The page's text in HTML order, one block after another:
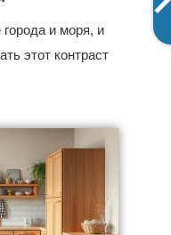
и моря, и
этот контраст